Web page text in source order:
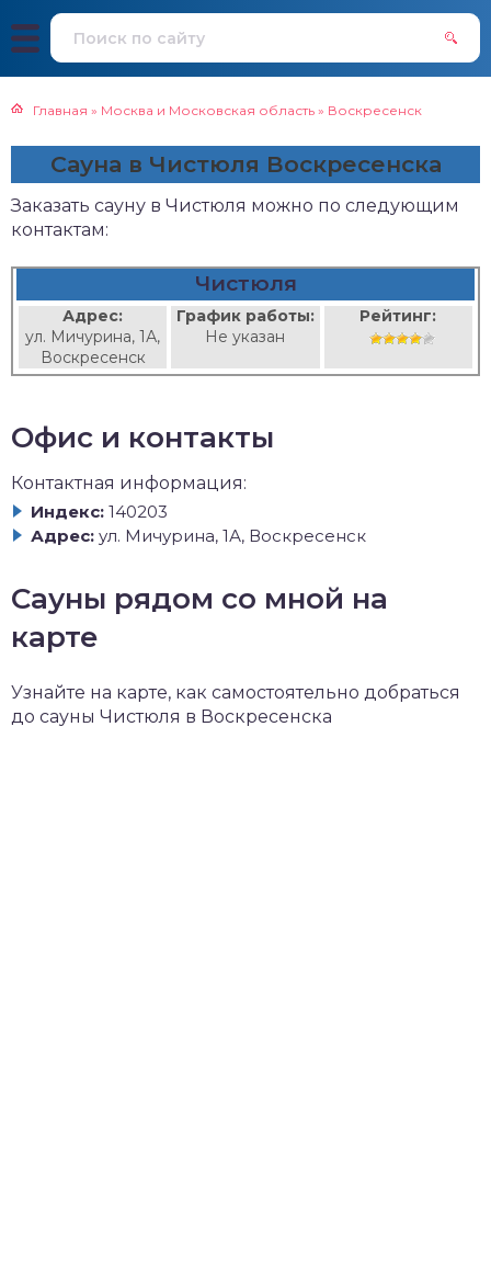
Главная » Москва и Московская область » Воскресенск
Сауна в Чистюля Воскресенска
Заказать сауну в Чистюля можно по следующим
контактам:
Чистюля
Адрес:
ул. Мичурина, 1А,
Воскресенск
График работы:
Не указан
Рейтинг:
Офис и контакты
Контактная информация:
Индекс: 140203
Адрес: ул. Мичурина, 1А, Воскресенск
Сауны рядом со мной на
карте
Узнайте на карте, как самостоятельно добраться
до сауны Чистюля в Воскресенска